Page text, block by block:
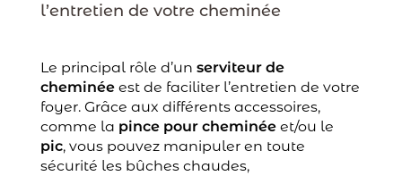
l’entretien de votre cheminée
Le principal rôle d’un serviteur de
cheminéeest de faciliter l’entretien de votre
foyer. Grâce aux différents accessoires,
comme la pince pour cheminéeet/ou le
pic, vous pouvez manipuler en toute
sécurité les bûches chaudes,